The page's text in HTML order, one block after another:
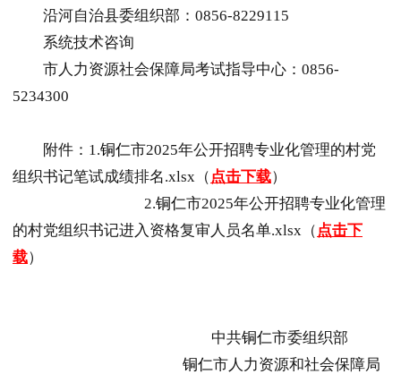
沿河自治县委组织部：0856-8229115
系统技术咨询
市人力资源社会保障局考试指导中心：0856-
5234300
附件：1.铜仁市2025年公开招聘专业化管理的村党
组织书记笔试成绩排名.xlsx（ 点击下载）
2.铜仁市2025年公开招聘专业化管理
的村党组织书记进入资格复审人员名单.xlsx（ 点击下
载）
中共铜仁市委组织部
铜仁市人力资源和社会保障局